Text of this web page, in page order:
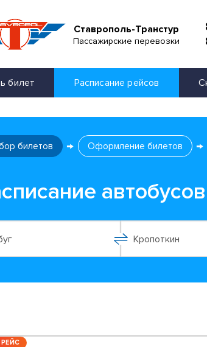
Ставрополь-Транстур
Пассажирские перевозки
билет Расписание рейсов
билетов Оформление билетов